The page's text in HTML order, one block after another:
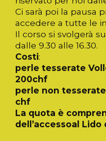
Ci sarà poi la pausa
accedere a tutte le
Il corso si svolgerà
dalle 9.30 alle 16.30.
Costi:
perle tesserate
200chf
perle non
chf
La quota è
dell’accessoal Lido